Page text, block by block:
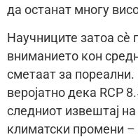
да останат многу
Научниците затоа сè
вниманието кон
сметаат за
веројатно дека RCP
следниот извештај
климатски промени –